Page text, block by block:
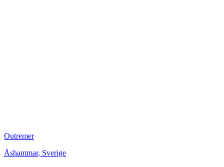
Outremer
Åshammar, Sverige